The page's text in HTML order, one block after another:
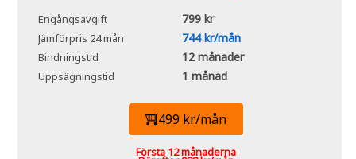
Engångsavgift 799 kr
Jämförpris 24 mån 744 kr/mån
Bindningstid 12 månader
Uppsägningstid 1 månad
499 kr/mån
Första 12 månaderna